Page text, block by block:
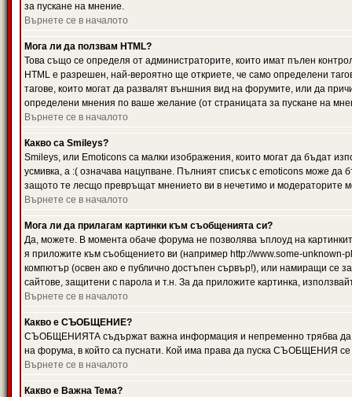
за пускане на мнение.
Върнете се в началото
Мога ли да ползвам HTML?
Това също се определя от администраторите, които имат пълен
HTML е разрешен, най-вероятно ще откриете, че само определени
тагове, които могат да развалят външния вид на форумите, или да
определени мнения по ваше желание (от страницата за пускане на
Върнете се в началото
Какво са Smileys?
Smileys, или Emoticons са малки изображения, които могат да бъдат
усмивка, а :( означава нацупване. Пълният списък с emoticons може да
защото те лесщо превръщат мнението ви в нечетимо и модераторите
Върнете се в началото
Мога ли да прилагам картинки към съобщенията си?
Да, можете. В момента обаче форума не позволява ъплоуд на
я приложите към съобщението ви (например http://www.some-
компютър (освен ако е публично достъпен сървър!), или намиращи се
сайтове, защитени с парола и т.н. За да приложите картинка,
Върнете се в началото
Какво е СЪОБЩЕНИЕ?
СЪОБЩЕНИЯТА съдържат важна информация и непременно трябва да
на форума, в който са пуснати. Кой има права да пуска СЪОБЩЕНИЯ се
Върнете се в началото
Какво е Важна Тема?